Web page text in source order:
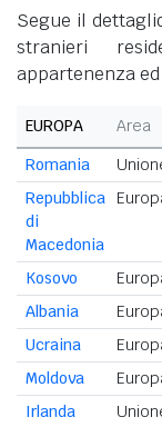
Segue il
stranieri
appartenenza
EUROPA Area
Romania
Repubblica
di
Macedonia
Kosovo
Albania
Ucraina
Moldova
Irlanda